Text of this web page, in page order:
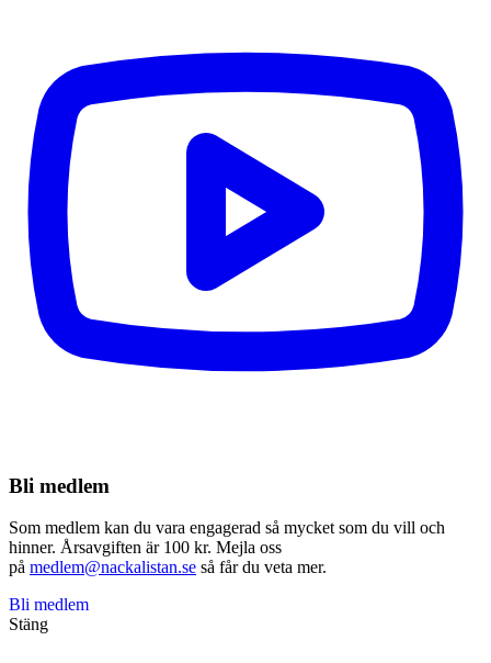
Bli medlem
Som medlem kan du vara engagerad så mycket som du vill och
hinner. Årsavgiften är 100 kr. Mejla oss
på medlem@nackalistan.se så får du veta mer.
Bli medlem
Stäng